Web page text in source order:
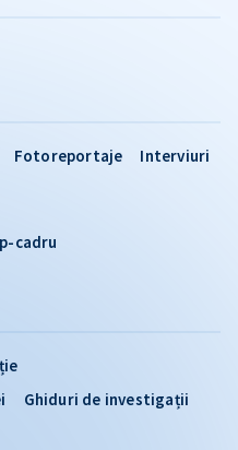
Ghiduri de investigații
Fotoreportaje
Interviuri
cadru